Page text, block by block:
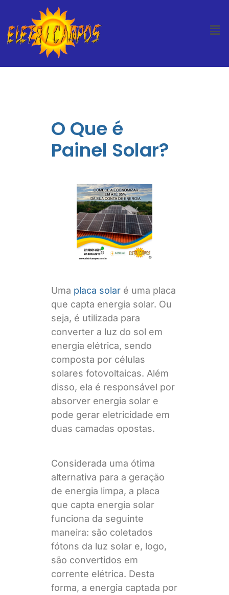
O Que é
Painel Solar?
Uma placa solar é uma placa
que capta energia solar. Ou
seja, é utilizada para
converter a luz do sol em
energia elétrica, sendo
composta por células
solares fotovoltaicas. Além
disso, ela é responsável por
absorver energia solar e
pode gerar eletricidade em
duas camadas opostas.
Considerada uma ótima
alternativa para a geração
de energia limpa, a placa
que capta energia solar
funciona da seguinte
maneira: são coletados
fótons da luz solar e, logo,
são convertidos em
corrente elétrica. Desta
forma, a energia captada por